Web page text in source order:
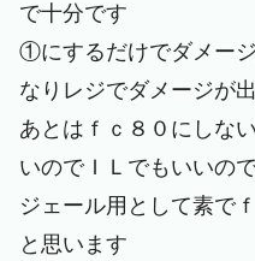
で十分です
①にするだけでダメー
なりレジでダメージが
あとはｆｃ８０にしな
いのでＩＬでもいいの
ジェール用として素で
と思います